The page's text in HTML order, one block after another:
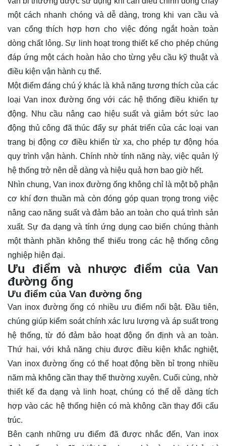
một cách nhanh chóng và dễ dàng, trong khi van cầu và
van cổng thích hợp hơn cho việc đóng ngắt hoàn toàn
dòng chất lỏng. Sự linh hoạt trong thiết kế cho phép chúng
đáp ứng một cách hoàn hảo cho từng yêu cầu kỹ thuật và
điều kiện vận hành cụ thể.
Một điểm đáng chú ý khác là khả năng tương thích của các
loại Van inox đường ống với các hệ thống điều khiển tự
động. Nhu cầu nâng cao hiệu suất và giảm bớt sức lao
động thủ công đã thúc đẩy sự phát triển của các loại van
trang bị động cơ điều khiển từ xa, cho phép tự động hóa
quy trình vận hành. Chính nhờ tính năng này, việc quản lý
hệ thống trở nên dễ dàng và hiệu quả hơn bao giờ hết.
Nhìn chung, Van inox đường ống không chỉ là một bộ phận
cơ khí đơn thuần mà còn đóng góp quan trọng trong việc
nâng cao năng suất và đảm bảo an toàn cho quá trình sản
xuất. Sự đa dạng và tính ứng dụng cao biến chúng thành
một thành phần không thể thiếu trong các hệ thống công
nghiệp hiện đại.
Ưu điểm và nhược điểm của Van
đường ống
Ưu điểm của Van đường ống
Van inox đường ống có nhiều ưu điểm nổi bật. Đầu tiên,
chúng giúp kiểm soát chính xác lưu lượng và áp suất trong
hệ thống, từ đó đảm bảo hoạt động ổn định và an toàn.
Thứ hai, với khả năng chịu được điều kiện khắc nghiệt,
Van inox đường ống có thể hoạt động bền bỉ trong nhiều
năm mà không cần thay thế thường xuyên. Cuối cùng, nhờ
thiết kế đa dạng và linh hoạt, chúng có thể dễ dàng tích
hợp vào các hệ thống hiện có mà không cần thay đổi cấu
trúc.
Bên cạnh những ưu điểm đã được nhắc đến, Van inox